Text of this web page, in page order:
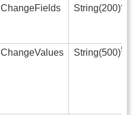
ChangeFields String(200)4)
ChangeValues String(500)5)